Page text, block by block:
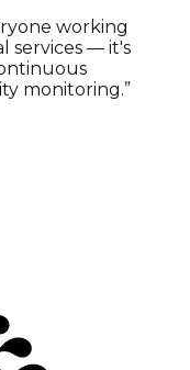
working
services — it's
monitoring.”